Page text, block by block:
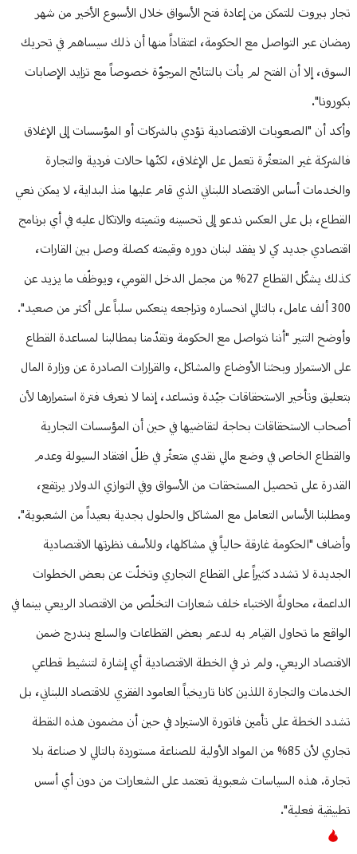
تجار بيروت للتمكن من إعادة فتح الأسواق خلال الأسبوع الأخير من شهر
رمضان عبر التواصل مع الحكومة، اعتقاداً منها أن ذلك سيساهم في تحريك
السوق، إلا أن الفتح لم يأت بالنتائج المرجوّة خصوصاً مع تزايد الإصابات
بكورونا".
وأكد أن "الصعوبات الاقتصادية تؤدي بالشركات أو المؤسسات إلى الإغلاق
فالشركة غير المتعثّرة تعمل عل الإغلاق، لكنّها حالات فردية والتجارة
والخدمات أساس الاقتصاد اللبناني الذي قام عليها منذ البداية، لا يمكن نعي
القطاع، بل على العكس ندعو إلى تحسينه وتنميته والاتكال عليه في أي برنامج
اقتصادي جديد كي لا يفقد لبنان دوره وقيمته كصلة وصل بين القارات،
كذلك يشكّل القطاع 27% من مجمل الدخل القومي، ويوظّف ما يزيد عن
300 ألف عامل، بالتالي انحساره وتراجعه ينعكس سلباً على أكثر من صعيد".
وأوضح التنير "أننا نتواصل مع الحكومة وتقدّمنا بمطالبنا لمساعدة القطاع
على الاستمرار وبحثنا الأوضاع والمشاكل، والقرارات الصادرة عن وزارة المال
بتعليق وتأخير الاستحقاقات جيّدة وتساعد، إنما لا نعرف فترة استمرارها لأن
أصحاب الاستحقاقات بحاجة لتقاضيها في حين أن المؤسسات التجارية
والقطاع الخاص في وضع مالي نقدي متعثّر في ظلّ افتقاد السيولة وعدم
القدرة على تحصيل المستحقات من الأسواق وفي التوازي الدولار يرتفع،
ومطلبنا الأساس التعامل مع المشاكل والحلول بجدية بعيداً من الشعبوية".
وأضاف "الحكومة غارقة حالياً في مشاكلها، وللأسف نظرتها الاقتصادية
الجديدة لا تشدد كثيراً على القطاع التجاري وتخلّت عن بعض الخطوات
الداعمة، محاولةً الاختباء خلف شعارات التخلّص من الاقتصاد الريعي بينما في
الواقع ما تحاول القيام به لدعم بعض القطاعات والسلع يندرج ضمن
الاقتصاد الريعي. ولم نر في الخطة الاقتصادية أي إشارة لتنشيط قطاعي
الخدمات والتجارة اللذين كانا تاريخياً العامود الفقري للاقتصاد اللبناني، بل
تشدد الخطة على تأمين فاتورة الاستيراد في حين أن مضمون هذه النقطة
تجاري لأن 85% من المواد الأولية للصناعة مستوردة بالتالي لا صناعة بلا
تجارة. هذه السياسات شعبوية تعتمد على الشعارات من دون أي أسس
تطبيقية فعلية".